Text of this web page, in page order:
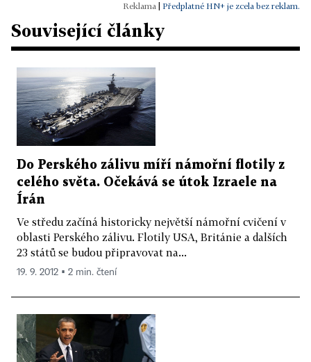
Předplatné HN+ je zcela bez reklam.
Související články
Do Perského zálivu míří námořní flotily z
celého světa. Očekává se útok Izraele na
Írán
Ve středu začíná historicky největší námořní cvičení v
oblasti Perského zálivu. Flotily USA, Británie a dalších
23 států se budou připravovat na...
19. 9. 2012 ▪ 2 min. čtení